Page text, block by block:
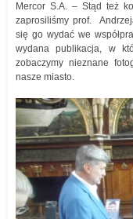
Mercor S.A. – Stąd też
zaprosiliśmy prof.
się go wydać we
wydana publikacja, w
zobaczymy nieznane
nasze miasto.